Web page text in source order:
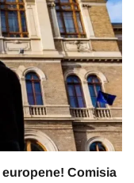
Comisia